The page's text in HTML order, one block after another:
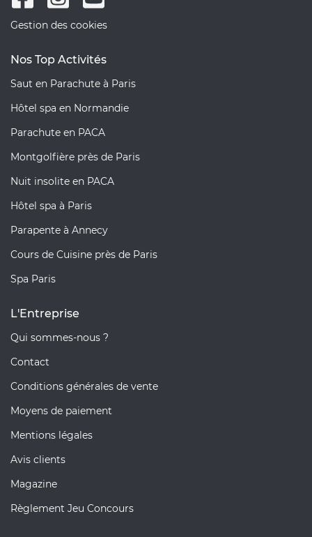
Gestion des cookies
Nos Top Activités
Saut en Parachute à Paris
Hôtel spa en Normandie
Parachute en PACA
Montgolfière près de Paris
Nuit insolite en PACA
Hôtel spa à Paris
Parapente à Annecy
Cours de Cuisine près de Paris
Spa Paris
L'Entreprise
Qui sommes-nous ?
Contact
Conditions générales de vente
Moyens de paiement
Mentions légales
Avis clients
Magazine
Règlement Jeu Concours